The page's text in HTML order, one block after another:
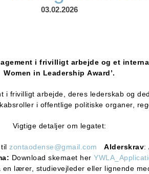
03.02.2026
i frivilligt arbejde og et
Women in Leadership Award’.
frivilligt arbejde, deres lederskab og
i offentlige politiske organer,
Vigtige detaljer om legatet:
tilzontaodense@gmail.com Alderskrav:
Download skemaet her
lærer, studievejleder eller lignende